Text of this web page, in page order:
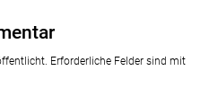
Erforderliche Felder sind mit